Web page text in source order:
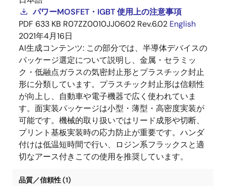
パワーMOSFET・IGBT 使用上の注意事項
PDF 633 KB R07ZZ0010JJ0602 Rev.6.02 English
2021年4月16日
AI生成コンテンツ: この部分では、半導体デバイスの
パッケージ選定について説明し、金属・セラミッ
ク・低融点ガラスの気密封止形とプラスチック封止
形に分類しています。プラスチック封止形は信頼性
が向上し、自動車や電子機器で広く使われていま
す。面実装パッケージは小型・薄型・高密度実装が
可能です。機械的取り扱いではリード成形や切断、
プリント基板実装時の応力防止が重要です。ハンダ
付けは低温短時間で行い、ロジン系フラックスと適
切なアース付きこての使用を推奨しています。
品質／信頼性 (1)